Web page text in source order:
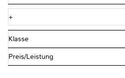
+
Klasse
Preis/Leistung